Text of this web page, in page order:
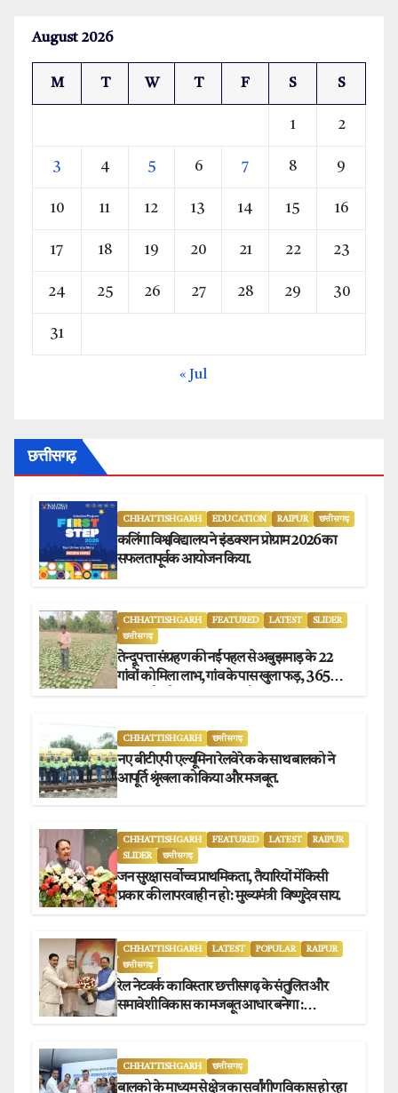
August 2026
M T W T F S S
1 2
3 4 5 6 7 8 9
10 11 12 13 14 15 16
17 18 19 20 21 22 23
24 25 26 27 28 29 30
31
« Jul
छत्तीसगढ़
CHHATTISHGARH EDUCATION RAIPUR छत्तीसगढ़
कलिंगा विश्वविद्यालय ने इंडक्शन प्रोग्राम 2026 का
सफलतापूर्वक आयोजन किया.
CHHATTISHGARH FEATURED LATEST
SLIDER
छत्तीसगढ़
तेन्दूपत्ता संग्रहण की नई पहल से अबुझमाड़ के 22
गांवों को मिला लाभ, गांव के पास खुला फड़, 365
CHHATTISHGARH छत्तीसगढ़
नए बीटीएपी एल्यूमिना रेलवे रेक के साथ बालको ने
आपूर्ति श्रृंखला को किया और मजबूत.
CHHATTISHGARH FEATURED LATEST
RAIPUR
SLIDER
छत्तीसगढ़
जन सुरक्षा सर्वोच्च प्राथमिकता, तैयारियों में किसी
प्रकार की लापरवाही न हो : मुख्यमंत्री विष्णुदेव साय.
CHHATTISHGARH LATEST POPULAR
RAIPUR
छत्तीसगढ़
रेल नेटवर्क का विस्तार छत्तीसगढ़ के संतुलित और
समावेशी विकास का मजबूत आधार बनेगा :
CHHATTISHGARH छत्तीसगढ़
बालको के माध्यम से क्षेत्र का सर्वांगीण विकास हो रहा